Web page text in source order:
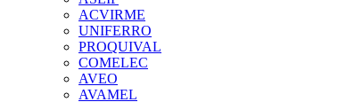
ACVIRME
UNIFERRO
PROQUIVAL
COMELEC
AVEO
AVAMEL